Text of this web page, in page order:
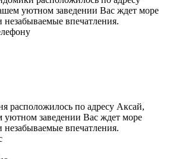
уютном заведении Вас ждет море
впечатления.
расположилось по адресу Аксай,
уютном заведении Вас ждет море
впечатления.